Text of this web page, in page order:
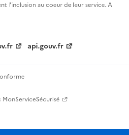
l'inclusion aucoeur de leur service. A
api.gouv.fr